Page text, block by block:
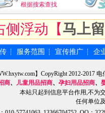
根据搜索查找
侧浮动【马上
┆ 服务范围 ┆ 宣传推广 ┆ 企
】CopyRight 2012-2017
商、 儿童用品招商、 孕妇用品招商、
本站只起到信息平台作用,不为
任何单位